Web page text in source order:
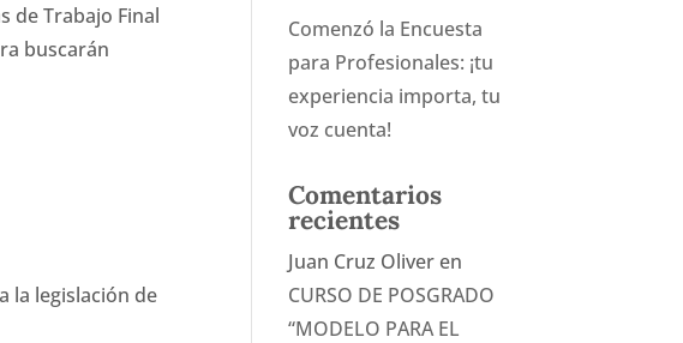
de Trabajo Final
buscarán
la legislación de
Comenzó la Encuesta
para Profesionales: ¡tu
experiencia importa, tu
voz cuenta!
Comentarios
recientes
Juan Cruz Oliver en
CURSO DE POSGRADO
“MODELO PARA EL